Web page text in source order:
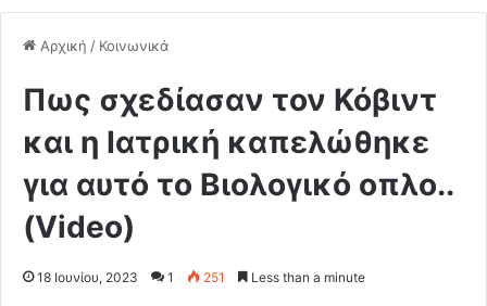
Αρχική / Κοινωνικά
Πως σχεδίασαν τον Κόβιντ
και η Ιατρική καπελώθηκε
για αυτό το Βιολογικό οπλο..
(Video)
18 Ιουνίου, 2023 1 251 Less than a minute